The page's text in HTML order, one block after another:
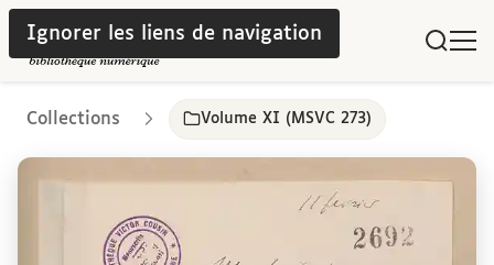
Ignorer les liens de navigation
Collections Volume XI (MSVC 273)